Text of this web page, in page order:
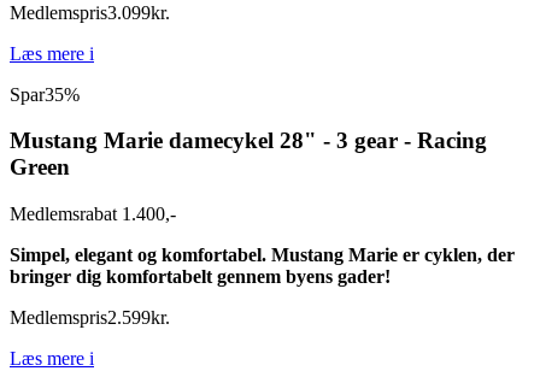
Medlemspris3.099kr.
Læs mere i
Spar35%
Mustang Marie damecykel 28" - 3 gear - Racing
Green
Medlemsrabat 1.400,-
Simpel, elegant og komfortabel. Mustang Marie er cyklen, der
bringer dig komfortabelt gennem byens gader!
Medlemspris2.599kr.
Læs mere i